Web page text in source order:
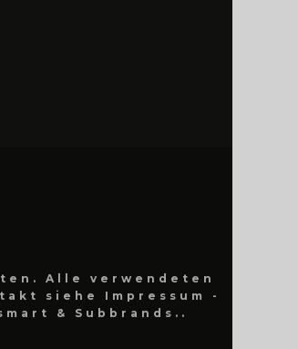
Alle verwendeten
siehe Impressum -
& Subbrands..